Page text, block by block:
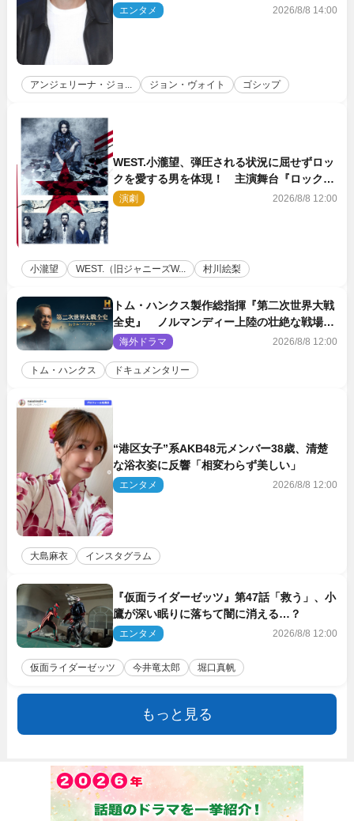
かに
エンタメ 2026/8/8 14:00
アンジェリーナ・ジョ... ジョン・ヴォイト ゴシップ
WEST.小瀧望、弾圧される状況に屈せずロッ
クを愛する男を体現！ 主演舞台『ロックン
ロール』ビジュアル解禁
演劇 2026/8/8 12:00
小瀧望 WEST.（旧ジャニーズW... 村川絵梨
トム・ハンクス製作総指揮『第二次世界大戦
全史』 ノルマンディー上陸の壮絶な戦場を
収めた特別映像解禁
海外ドラマ 2026/8/8 12:00
トム・ハンクス ドキュメンタリー
“港区女子”系AKB48元メンバー38歳、清楚
な浴衣姿に反響「相変わらず美しい」
エンタメ 2026/8/8 12:00
大島麻衣 インスタグラム
『仮面ライダーゼッツ』第47話「救う」、小
鷹が深い眠りに落ちて闇に消える…？
エンタメ 2026/8/8 12:00
仮面ライダーゼッツ 今井竜太郎 堀口真帆
もっと見る